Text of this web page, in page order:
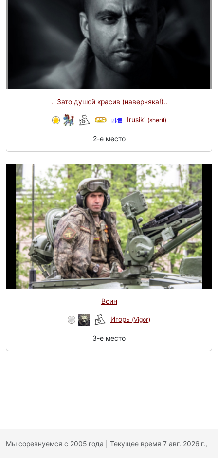
.. Зато душой красив (наверняка!)..
Irusiki (sheril)
2-e место
Воин
Игорь (Vigor)
3-e место
Мы соревнуемся с 2005 года Текущее время 7 авг. 2026 г.,